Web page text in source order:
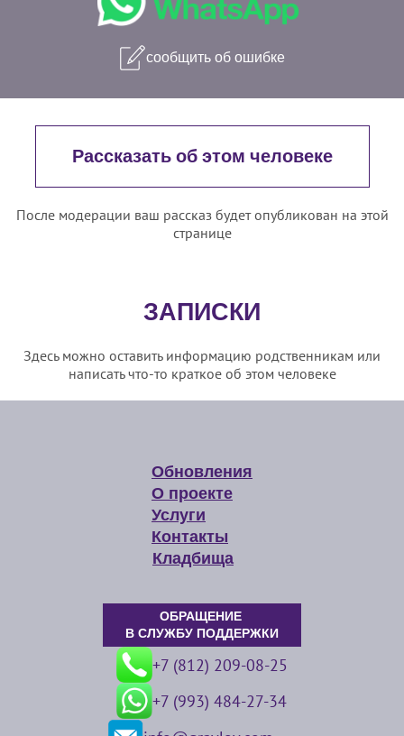
сообщить об ошибке
Рассказать об этом человеке
После модерации ваш рассказ будет опубликован на этой
странице
ЗАПИСКИ
Здесь можно оставить информацию родственникам или
написать что-то краткое об этом человеке
Обновления
О проекте
Услуги
Контакты
Кладбища
ОБРАЩЕНИЕ
В СЛУЖБУ ПОДДЕРЖКИ
+7 (812) 209-08-25
+7 (993) 484-27-34